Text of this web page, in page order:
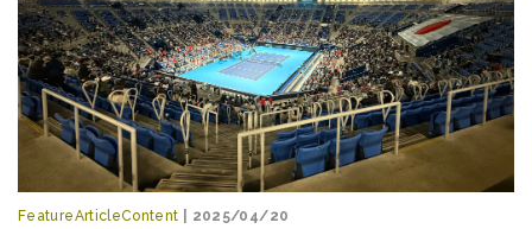
FeatureArticleContent | 2025/04/20